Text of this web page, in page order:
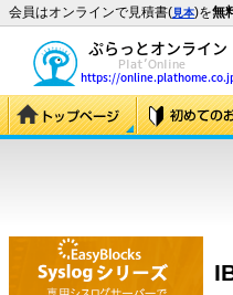
会員はオンラインで見積書(見本)を無